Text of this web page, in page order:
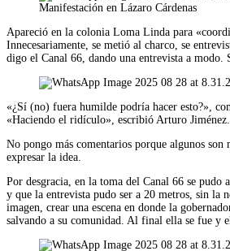
Manifestación en Lázaro Cárdenas
Apareció en la colonia Loma Linda para
Innecesariamente, se metió al charco, se
digo el Canal 66, dando una entrevista a modo.
«¿Sí (no) fuera humilde podría hacer esto?»,
«Haciendo el ridículo», escribió Arturo Jiménez.
No pongo más comentarios porque algunos
expresar la idea.
Por desgracia, en la toma del Canal 66 se pudo
y que la entrevista pudo ser a 20 metros, sin la
imagen, crear una escena en donde la
salvando a su comunidad. Al final ella se fue y